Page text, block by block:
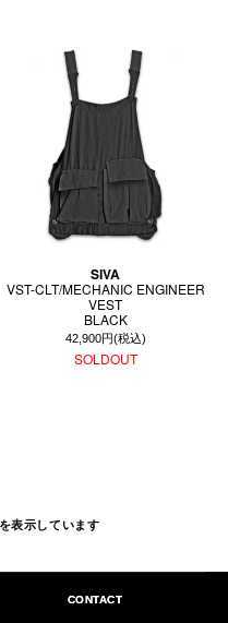
SIVA
VST-CLT/MECHANIC ENGINEER
VEST
BLACK
42,900円(税込)
SOLDOUT
表示しています
CONTACT